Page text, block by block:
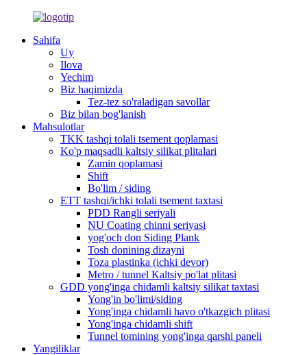
Sahifa
Uy
Ilova
Yechim
Biz haqimizda
Tez-tez so'raladigan savollar
Biz bilan bog'lanish
Mahsulotlar
TKK tashqi tolali tsement qoplamasi
Ko'p maqsadli kaltsiy silikat plitalari
Zamin qoplamasi
Shift
Bo'lim / siding
ETT tashqi/ichki tolali tsement taxtasi
PDD Rangli seriyali
NU Coating chinni seriyasi
yog'och don Siding Plank
Tosh donining dizayni
Toza plastinka (ichki devor)
Metro / tunnel Kaltsiy po'lat plitasi
GDD yong'inga chidamli kaltsiy silikat taxtasi
Yong'in bo'limi/siding
Yong'inga chidamli havo o'tkazgich plitasi
Yong'inga chidamli shift
Tunnel tomining yong'inga qarshi paneli
Yangiliklar